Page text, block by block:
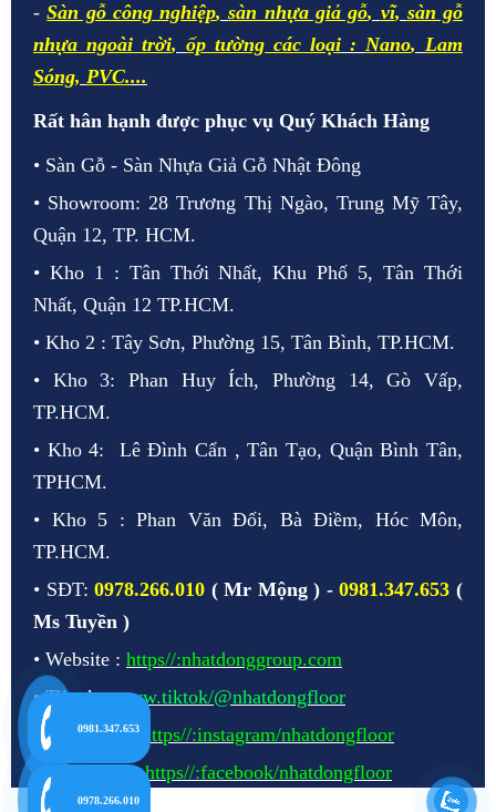
-Sàn gỗ công nghiệp,sàn nhựa giả gỗ, vĩ, sàn gỗ
nhựa ngoài trời, ốp tường các loại : Nano, Lam
Sóng, PVC....
Rất hân hạnh được phục vụ Quý Khách Hàng
• Sàn Gỗ - Sàn Nhựa Giả Gỗ Nhật Đông
• Showroom: 28 Trương Thị Ngào, Trung Mỹ Tây,
Quận 12, TP. HCM.
• Kho 1 : Tân Thới Nhất, Khu Phố 5, Tân Thới
Nhất, Quận 12 TP.HCM.
• Kho 2 : Tây Sơn, Phường 15, Tân Bình, TP.HCM.
• Kho 3: Phan Huy Ích, Phường 14, Gò Vấp,
TP.HCM.
• Kho 4: Lê Đình Cẩn , Tân Tạo, Quận Bình Tân,
TPHCM.
• Kho 5 : Phan Văn Đối, Bà Điềm, Hóc Môn,
TP.HCM.
• SĐT:0978.266.010 ( Mr Mộng ) -0981.347.653 (
Ms Tuyền )
• Website : https//:nhatdonggroup.com
• Tiktok :www.tiktok/@nhatdongfloor
• Instagram :https//:instagram/nhatdongfloor
• Facebook :https//:facebook/nhatdongfloor
0981.347.653
0978.266.010